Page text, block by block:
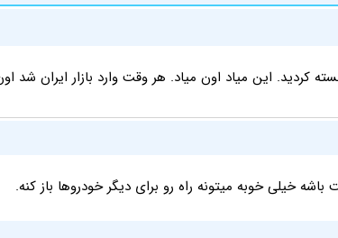
کردید. این میاد اون میاد. هر وقت وارد بازار ایران شد
خیلی خوبه میتونه راه رو برای دیگر خودروها باز کنه.